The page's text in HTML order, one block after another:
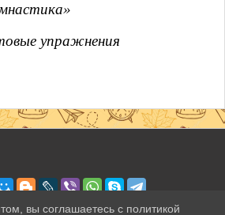
упражнения
вы соглашаетесь с политикой